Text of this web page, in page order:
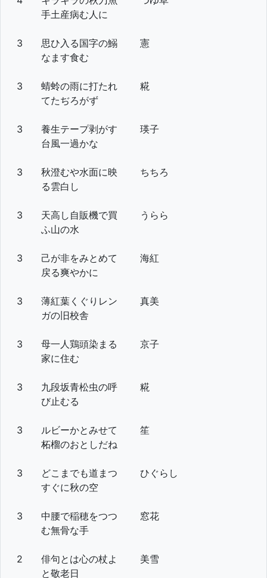
手土産病む人に
3
思ひ入る国字の鰯
なます食む
憲
3
蜻蛉の雨に打たれ
てたぢろがず
糀
3
養生テープ剥がす
台風一過かな
瑛子
3
秋澄むや水面に映
る雲白し
ちちろ
3
天高し自販機で買
ふ山の水
うらら
3
己が非をみとめて
戻る爽やかに
海紅
3
薄紅葉くぐりレン
ガの旧校舎
真美
3
母一人鶏頭染まる
家に住む
京子
3
九段坂青松虫の呼
び止むる
糀
3
ルビーかとみせて
柘榴のおとしだね
笙
3
どこまでも道まつ
すぐに秋の空
ひぐらし
3
中腰で稲穂をつつ
む無骨な手
窓花
2
俳句とは心の杖よ
と敬老日
美雪